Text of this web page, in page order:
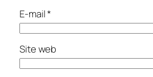
E-mail*
Site web